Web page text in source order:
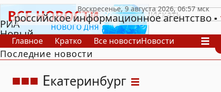
РИА
Новый
День
российское информационное агентство
Главное Кратко Все новостиНовости
В России
В мире
Последние новости
Екатеринбург